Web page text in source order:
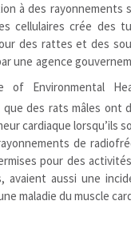
à des rayonnements
cellulaires crée des
des rattes et des
une agence
of Environmental
des rats mâles ont
cardiaque lorsqu’ils
de
pour des
avaient aussi une
maladie du muscle